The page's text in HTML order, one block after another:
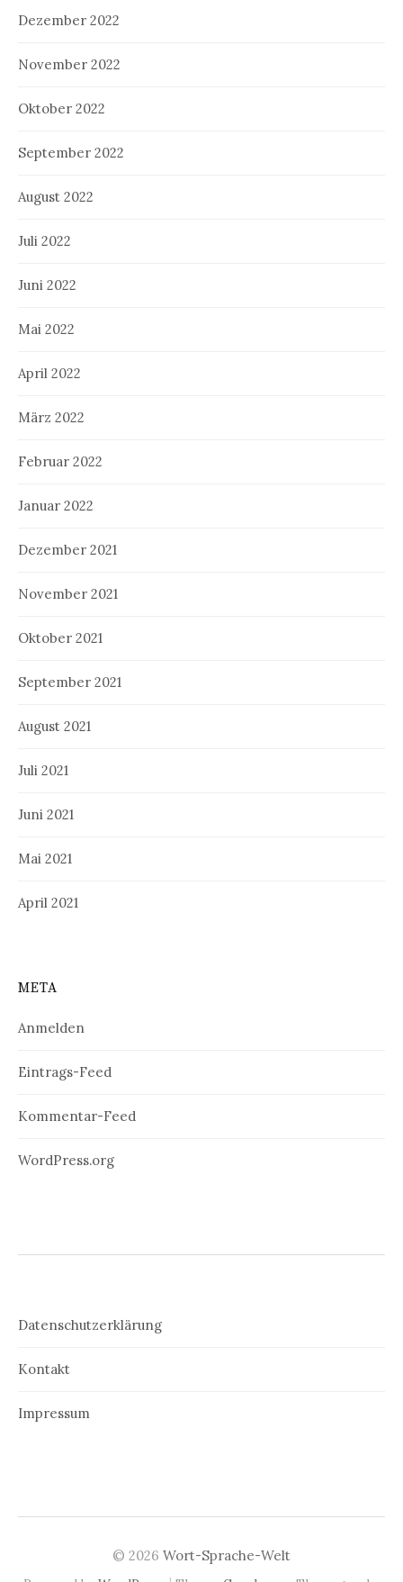
Dezember 2022
November 2022
Oktober 2022
September 2022
August 2022
Juli 2022
Juni 2022
Mai 2022
April 2022
März 2022
Februar 2022
Januar 2022
Dezember 2021
November 2021
Oktober 2021
September 2021
August 2021
Juli 2021
Juni 2021
Mai 2021
April 2021
META
Anmelden
Eintrags-Feed
Kommentar-Feed
WordPress.org
Datenschutzerklärung
Kontakt
Impressum
© 2026 Wort-Sprache-Welt